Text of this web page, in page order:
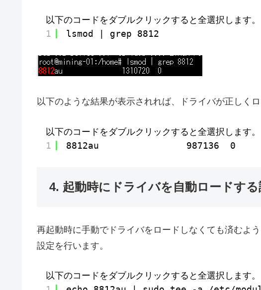
以下のコードをダブルクリックすると全選択します。
1
lsmod | grep 8812
以下のような結果が表示されれば、ドライバが正しくロ
以下のコードをダブルクリックすると全選択します。
1
8812au                987136  0
4. 起動時にドライバを自動ロードする
再起動時に手動でドライバをロードしなくても済むよ
設定を行います。
以下のコードをダブルクリックすると全選択します。